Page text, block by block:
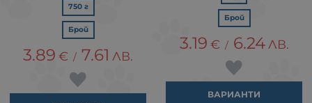
750 г
Брой
3.89 € / 7.61 ЛВ.
Брой
3.19 € / 6.24 ЛВ.
ВАРИАНТИ